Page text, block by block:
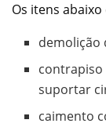
Os itens
demolição
contrapiso
suportar
caimento